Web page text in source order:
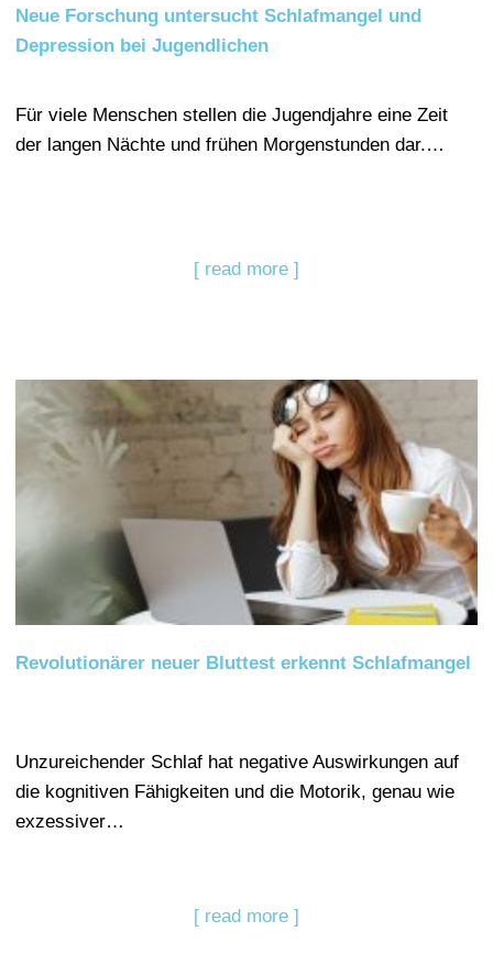
Neue Forschung untersucht Schlafmangel und
Depression bei Jugendlichen
Für viele Menschen stellen die Jugendjahre eine Zeit
der langen Nächte und frühen Morgenstunden dar.…
[ read more ]
Revolutionärer neuer Bluttest erkennt Schlafmangel
Unzureichender Schlaf hat negative Auswirkungen auf
die kognitiven Fähigkeiten und die Motorik, genau wie
exzessiver…
[ read more ]